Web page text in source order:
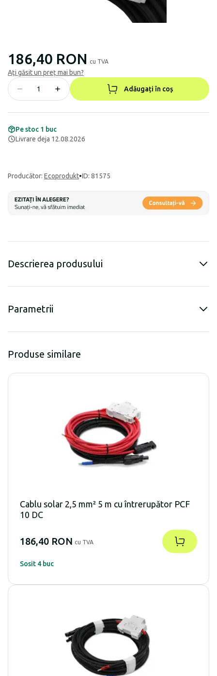
186,40 RON cu TVA
Ați găsit un preț mai bun?
Adăugați în coș
Pe stoc 1 buc
Livrare deja 12.08.2026
Producător: Ecoprodukt•ID: 81575
Descrierea produsului
Parametrii
Produse similare
Cablu solar 2,5 mm² 5 m cu întrerupător PCF
10 DC
186,40 RON cu TVA
Sosit 4 buc